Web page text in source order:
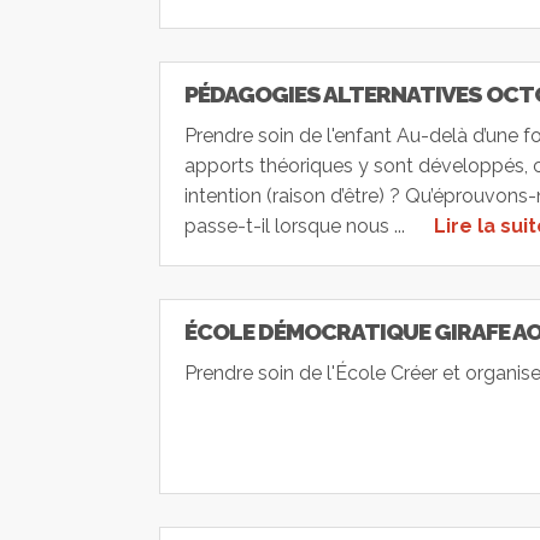
PÉDAGOGIES ALTERNATIVES
Prendre soin de l'enfant Au-delà d’une
apports théoriques y sont développés,
intention (raison d’être) ?
passe-t-il lorsque nous ...
Lire la
ÉCOLE DÉMOCRATIQUE GIRAFE
Prendre soin de l'École Créer et